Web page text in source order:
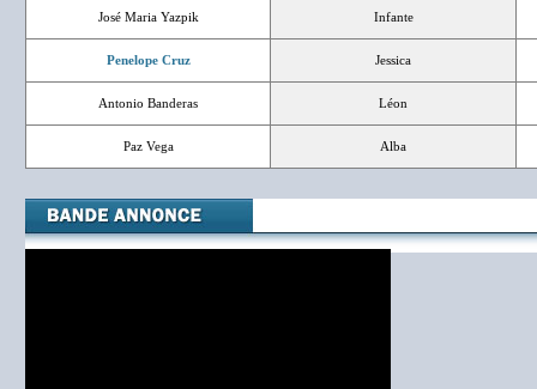
José Maria Yazpik Infante
Penelope Cruz Jessica
Antonio Banderas Léon
Paz Vega Alba